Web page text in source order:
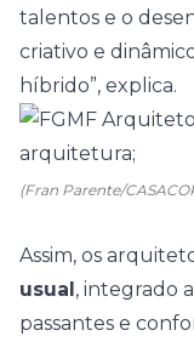
talentos e o
criativo e
híbrido”, explica.
(Fran Parente/
Assim, os
usual, integrado
passantes e